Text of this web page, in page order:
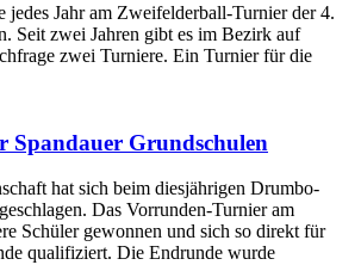
jedes Jahr am Zweifelderball-Turnier der 4.
Seit zwei Jahren gibt es im Bezirk auf
zwei Turniere. Ein Turnier für die
Spandauer Grundschulen
hat sich beim diesjährigen Drumbo-
Das Vorrunden-Turnier am
Schüler gewonnen und sich so direkt für
qualifiziert. Die Endrunde wurde